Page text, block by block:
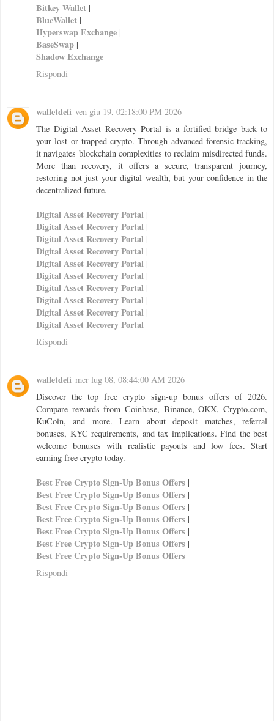
Bitkey Wallet |
BlueWallet |
Hyperswap Exchange |
BaseSwap |
Shadow Exchange
Rispondi
walletdefi ven giu 19, 02:18:00 PM 2026
The Digital Asset Recovery Portal is a fortified bridge back to
your lost or trapped crypto. Through advanced forensic tracking,
it navigates blockchain complexities to reclaim misdirected funds.
More than recovery, it offers a secure, transparent journey,
restoring not just your digital wealth, but your confidence in the
decentralized future.
Digital Asset Recovery Portal |
Digital Asset Recovery Portal |
Digital Asset Recovery Portal |
Digital Asset Recovery Portal |
Digital Asset Recovery Portal |
Digital Asset Recovery Portal |
Digital Asset Recovery Portal |
Digital Asset Recovery Portal |
Digital Asset Recovery Portal |
Digital Asset Recovery Portal
Rispondi
walletdefi mer lug 08, 08:44:00 AM 2026
Discover the top free crypto sign-up bonus offers of 2026.
Compare rewards from Coinbase, Binance, OKX, Crypto.com,
KuCoin, and more. Learn about deposit matches, referral
bonuses, KYC requirements, and tax implications. Find the best
welcome bonuses with realistic payouts and low fees. Start
earning free crypto today.
Best Free Crypto Sign-Up Bonus Offers |
Best Free Crypto Sign-Up Bonus Offers |
Best Free Crypto Sign-Up Bonus Offers |
Best Free Crypto Sign-Up Bonus Offers |
Best Free Crypto Sign-Up Bonus Offers |
Best Free Crypto Sign-Up Bonus Offers |
Best Free Crypto Sign-Up Bonus Offers
Rispondi